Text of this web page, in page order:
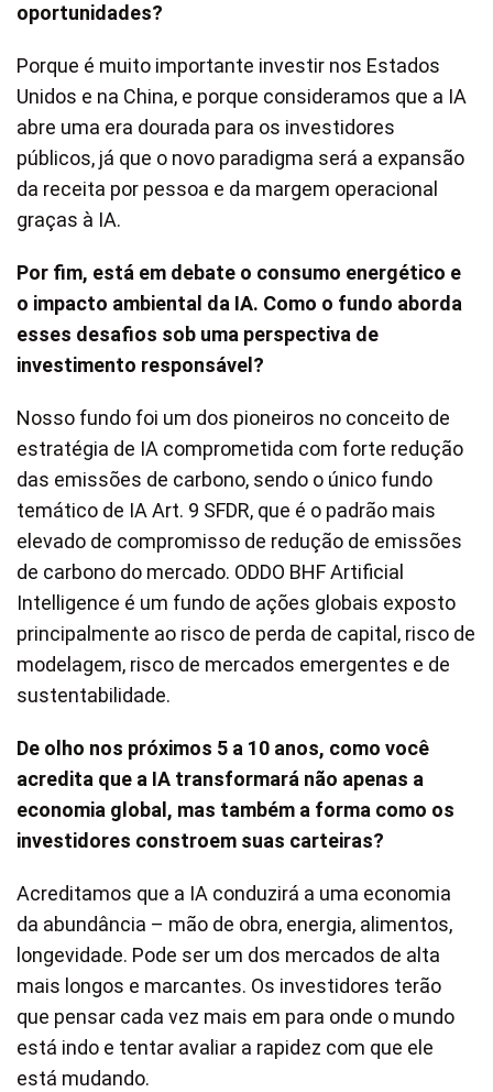
oportunidades?
Porque é muito importante investir nos Estados
Unidos e na China, e porque consideramos que a IA
abre uma era dourada para os investidores
públicos, já que o novo paradigma será a expansão
da receita por pessoa e da margem operacional
graças à IA.
Por fim, está em debate o consumo energético e
o impacto ambiental da IA. Como o fundo aborda
esses desafios sob uma perspectiva de
investimento responsável?
Nosso fundo foi um dos pioneiros no conceito de
estratégia de IA comprometida com forte redução
das emissões de carbono, sendo o único fundo
temático de IA Art. 9 SFDR, que é o padrão mais
elevado de compromisso de redução de emissões
de carbono do mercado. ODDO BHF Artificial
Intelligence é um fundo de ações globais exposto
principalmente ao risco de perda de capital, risco de
modelagem, risco de mercados emergentes e de
sustentabilidade.
De olho nos próximos 5 a 10 anos, como você
acredita que a IA transformará não apenas a
economia global, mas também a forma como os
investidores constroem suas carteiras?
Acreditamos que a IA conduzirá a uma economia
da abundância – mão de obra, energia, alimentos,
longevidade. Pode ser um dos mercados de alta
mais longos e marcantes. Os investidores terão
que pensar cada vez mais em para onde o mundo
está indo e tentar avaliar a rapidez com que ele
está mudando.